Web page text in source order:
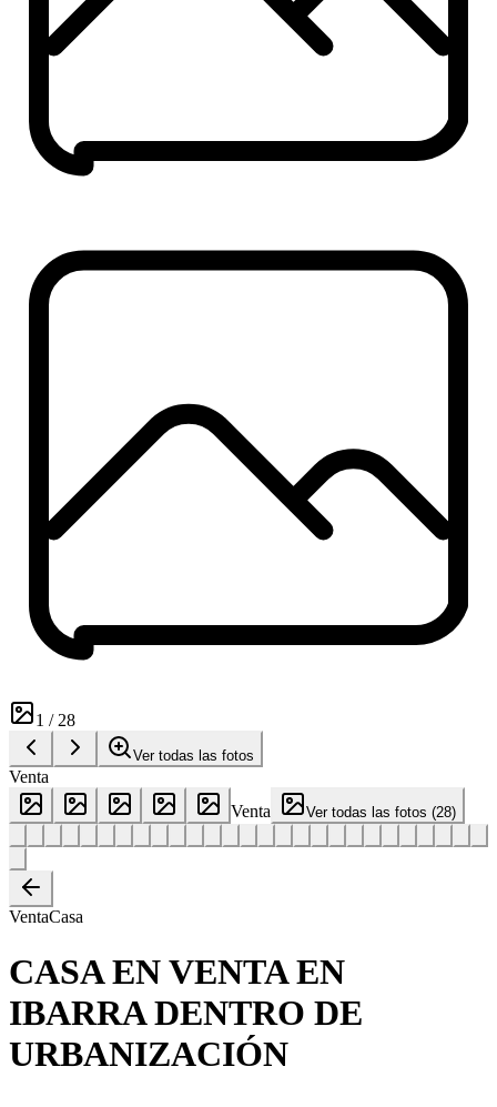
1 /28
Ver todas las fotos
Venta
Venta
Ver todas las fotos (28)
VentaCasa
CASA EN VENTA EN
IBARRA DENTRO DE
URBANIZACIÓN